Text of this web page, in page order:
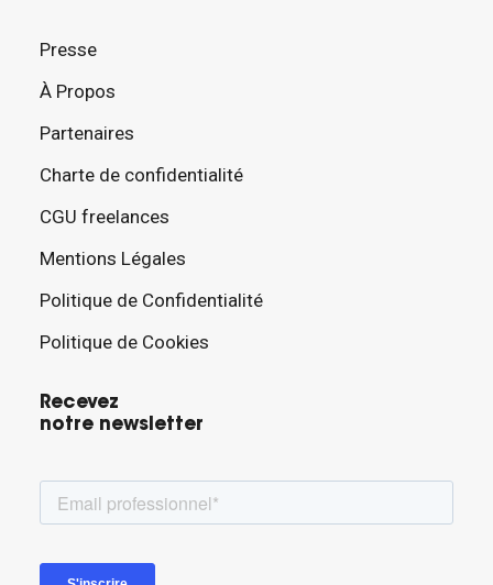
Presse
À Propos
Partenaires
Charte de confidentialité
CGU freelances
Mentions Légales
Politique de Confidentialité
Politique de Cookies
Recevez
notre newsletter